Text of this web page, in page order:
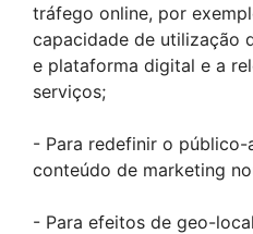
tráfego online, por
capacidade de utilização
e plataforma digital e a
serviços;
- Para redefinir o
conteúdo de marketing
- Para efeitos de geo-